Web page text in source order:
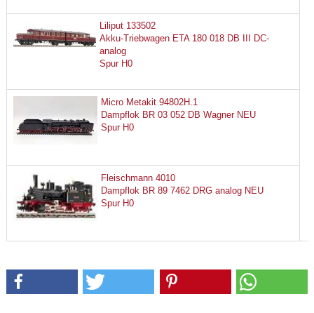
Liliput 133502
Akku-Triebwagen ETA 180 018 DB III DC-
analog
Spur H0
Micro Metakit 94802H.1
Dampflok BR 03 052 DB Wagner NEU
Spur H0
Fleischmann 4010
Dampflok BR 89 7462 DRG analog NEU
Spur H0